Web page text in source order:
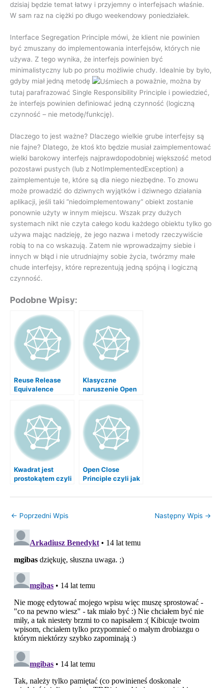
dzisiaj będzie temat łatwy i przyjemny o interfejsach właśnie.
W sam raz na ciężki po długo weekendowy poniedziałek.
Interface Segregation Principle mówi, że klient nie powinien
być zmuszany do implementowania interfejsów, których nie
używa. Z tego wynika, że interfejs powinien być
minimalistyczny lub po prostu możliwie chudy. Idealnie by było,
gdyby miał jedną metodę
a poważnie, można by
tutaj parafrazować Single Responsibility Principle i powiedzieć,
że interfejs powinien definiować jedną czynność (logiczną
czynność – nie metodę/funkcję).
Dlaczego to jest ważne? Dlaczego wielkie grube interfejsy są
nie fajne? Dlatego, że ktoś kto będzie musiał zaimplementować
wielki barokowy interfejs najprawdopodobniej większość metod
pozostawi pustych (lub z NotImplementedException) a
zaimplementuje te, które są dla niego niezbędne. To znowu
może prowadzić do dziwnych wyjątków i dziwnego działania
aplikacji, jeśli taki “niedoimplementowany” obiekt zostanie
ponownie użyty w innym miejscu. Wszak przy dużych
systemach nikt nie czyta całego kodu każdego obiektu tylko go
używa mając nadzieję, że jego nazwa i metody rzeczywiście
robią to na co wskazują. Zatem nie wprowadzajmy siebie i
innych w błąd i nie utrudniajmy sobie życia, twórzmy małe
chude interfejsy, które reprezentują jedną spójną i logiczną
czynność.
Podobne Wpisy:
Reuse Release
Equivalence
dlaczego nie
kopiujemy kodu
Klasyczne
naruszenie Open
Kwadrat jest
prostokątem czyli
Substitution
Open Close
Principle czyli jak
narobić.
← Poprzedni Wpis Następny Wpis →